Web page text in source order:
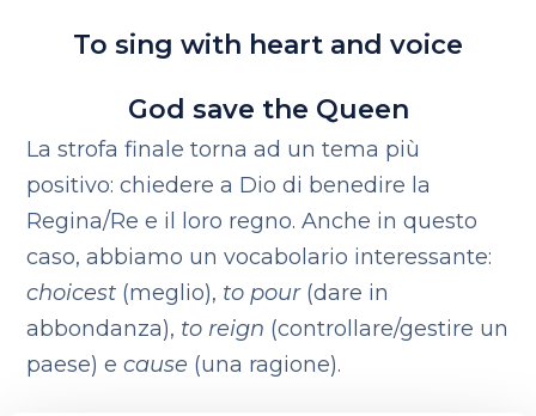
To sing with heart and voice
God save the Queen
La strofa finale torna ad un tema più
positivo: chiedere a Dio di benedire la
Regina/Re e il loro regno. Anche in questo
caso, abbiamo un vocabolario interessante:
choicest (meglio), to pour(dare in
abbondanza), to reign (controllare/gestire un
paese) ecause (una ragione).